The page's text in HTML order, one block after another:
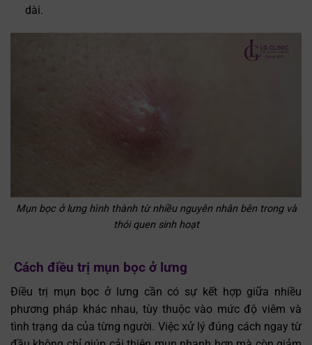
dài.
Mụn bọc ở lưng hình thành từ nhiều nguyên nhân bên trong và
thói quen sinh hoạt
Cách điều trị mụn bọc ở lưng
Điều trị mụn bọc ở lưng cần có sự kết hợp giữa nhiều
phương pháp khác nhau, tùy thuộc vào mức độ viêm và
tình trạng da của từng người. Việc xử lý đúng cách ngay từ